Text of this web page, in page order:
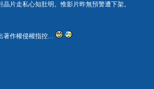
片走私心知肚明。惟影片昨無預警遭下架。
著作權侵權指控...